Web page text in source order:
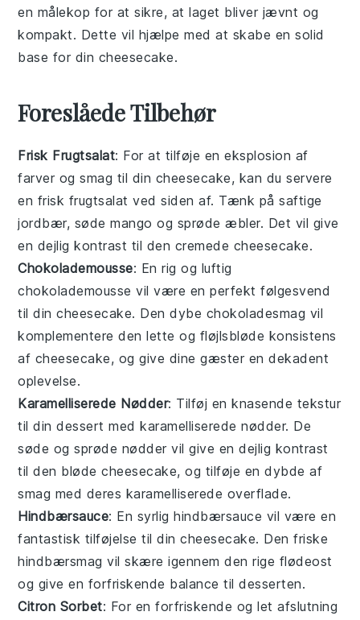
en målekop for at sikre, at laget bliver jævnt og
kompakt. Dette vil hjælpe med at skabe en solid
base for din cheesecake.
Foreslåede Tilbehør
Frisk Frugtsalat: For at tilføje eneksplosion af
farver ogsmag til din cheesecake, kan du servere
en frisk frugtsalat ved siden af. Tænk på saftige
jordbær, sødemango og sprødeæbler. Det vil give
en dejlig kontrast til den cremede cheesecake.
Chokolademousse: Enrig og luftig
chokolademousse vil være en perfekt følgesvend
til din cheesecake. Den dybe chokoladesmag vil
komplementere den lette og fløjlsbløde konsistens
af cheesecake, og give dine gæster endekadent
oplevelse.
Karamelliserede Nødder: Tilføj enknasende tekstur
til din dessert med karamelliserede nødder. De
søde ogsprøde nødder vil give en dejlig kontrast
til den bløde cheesecake, og tilføje endybde af
smag med deres karamelliserede overflade.
Hindbærsauce: En syrlig hindbærsauce vil være en
fantastisk tilføjelse til din cheesecake. Den friske
hindbærsmag vil skære igennem den rige flødeost
og give en forfriskende balance til desserten.
Citron Sorbet: For enforfriskende og let afslutning